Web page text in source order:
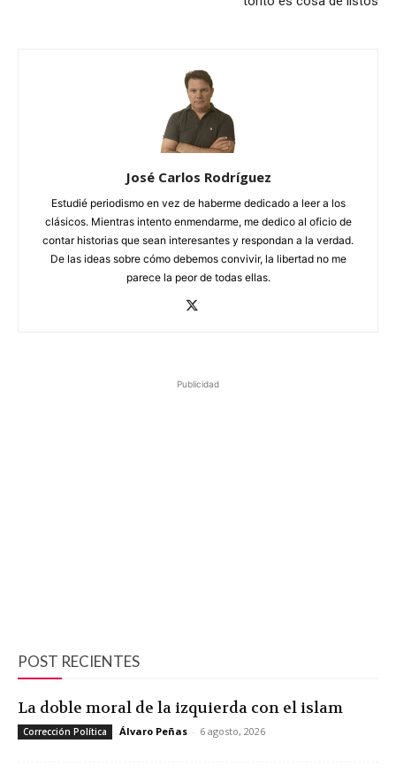
José Carlos Rodríguez
Estudié periodismo en vez de haberme dedicado a leer a los
clásicos. Mientras intento enmendarme, me dedico al oficio de
contar historias que sean interesantes y respondan a la verdad.
De las ideas sobre cómo debemos convivir, la libertad no me
parece la peor de todas ellas.
Publicidad
POST RECIENTES
La doble moral de la izquierda con el islam
Corrección Política Álvaro Peñas - 6 agosto, 2026